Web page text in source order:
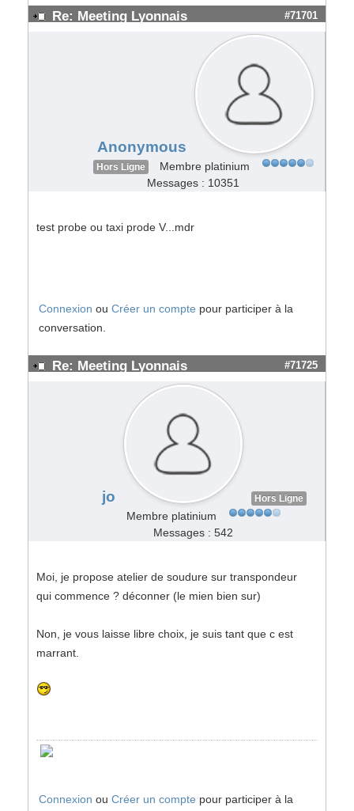
Re: Meeting Lyonnais #71701
Anonymous
Hors Ligne
Membre platinium
Messages : 10351
test probe ou taxi prode V...mdr
Connexion ou Créer un compte pour participer à la
conversation.
Re: Meeting Lyonnais #71725
jo Hors Ligne
Membre platinium
Messages : 542
Moi, je propose atelier de soudure sur transpondeur
qui commence ? déconner (le mien bien sur)
Non, je vous laisse libre choix, je suis tant que c est
marrant.
Connexion ou Créer un compte pour participer à la